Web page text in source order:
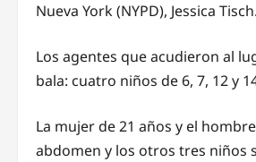
Nueva York (NYPD), Jessica Tisch.
Los agentes que acudieron al
bala: cuatro niños de 6, 7, 12 y
La mujer de 21 años y el
abdomen y los otros tres niños